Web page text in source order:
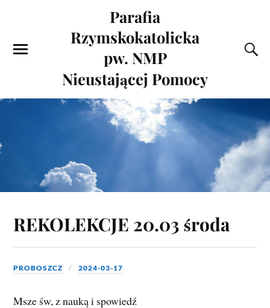
Parafia
Rzymskokatolicka
pw. NMP
Nieustającej Pomocy
REKOLEKCJE 20.03 środa
PROBOSZCZ 2024-03-17
Msze św, z nauką i spowiedź